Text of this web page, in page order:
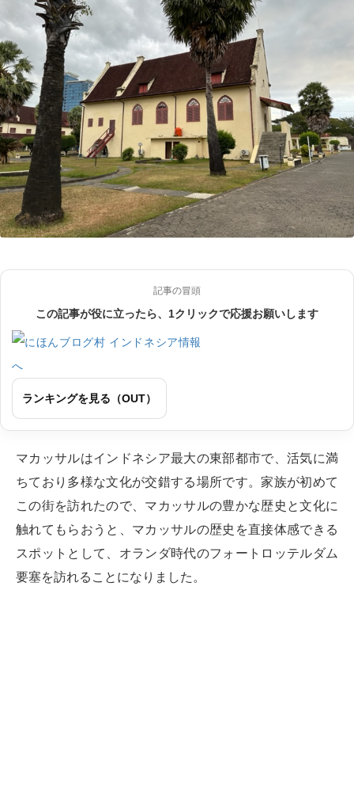
記事の冒頭
この記事が役に立ったら、1クリックで応援お願いします
ランキングを見る（OUT）
マカッサルはインドネシア最大の東部都市で、活気に満
ちており多様な文化が交錯する場所です。家族が初めて
この街を訪れたので、マカッサルの豊かな歴史と文化に
触れてもらおうと、マカッサルの歴史を直接体感できる
スポットとして、オランダ時代のフォートロッテルダム
要塞を訪れることになりました。